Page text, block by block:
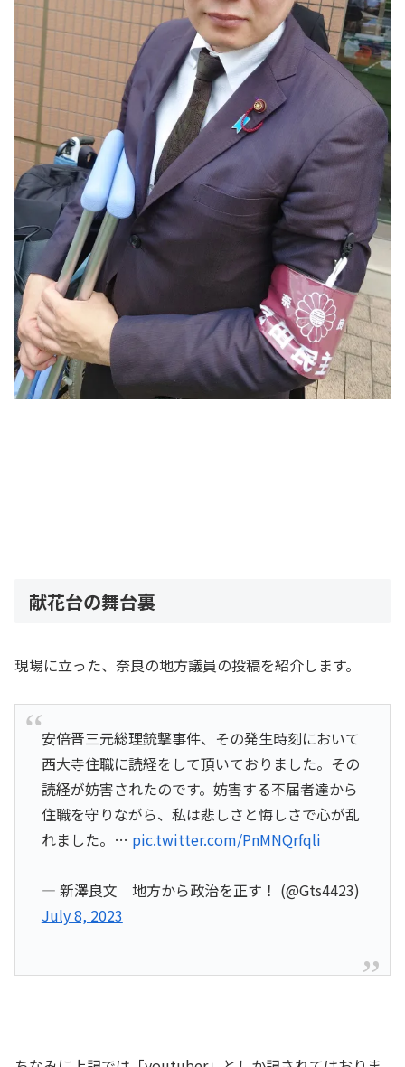
献花台の舞台裏
現場に立った、奈良の地方議員の投稿を紹介します。
安倍晋三元総理銃撃事件、その発生時刻において
西大寺住職に読経をして頂いておりました。その
読経が妨害されたのです。妨害する不届者達から
住職を守りながら、私は悲しさと悔しさで心が乱
れました。… pic.twitter.com/PnMNQrfqli
— 新澤良文 地方から政治を正す！ (@Gts4423)
July 8, 2023